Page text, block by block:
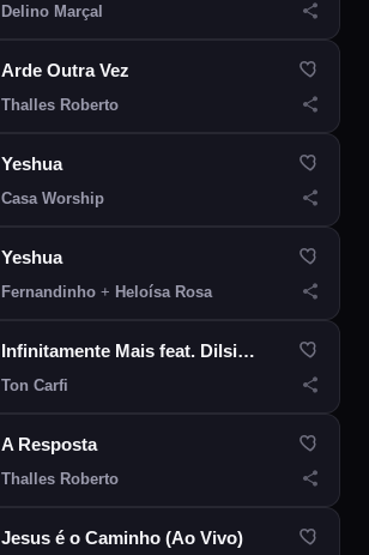
Delino Marçal
Arde Outra Vez
Thalles Roberto
Yeshua
Casa Worship
Yeshua
Fernandinho + Heloísa Rosa
Infinitamente Mais feat. Dilsinho
Ton Carfi
A Resposta
Thalles Roberto
Jesus é o Caminho (Ao Vivo)